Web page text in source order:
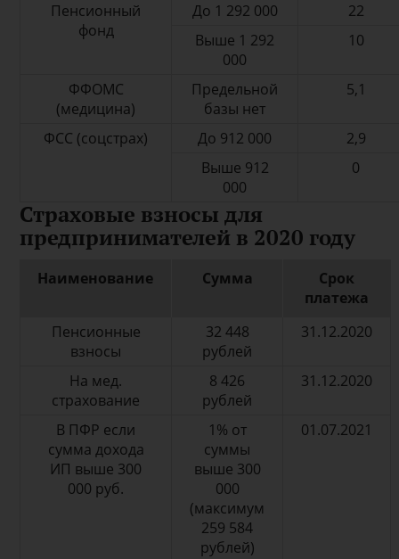
Пенсионный
фонд
До 1 292 000
22
Выше 1 292
000
10
ФФОМС
(медицина)
Предельной
базы нет
5,1
ФСС (соцстрах) До 912 000
2,9
Выше 912
000
0
Страховые взносы для
предпринимателей в 2020 году
Наименование Сумма
Срок
платежа
Пенсионные
взносы
32 448
рублей
31.12.2020
На мед.
страхование
8 426
рублей
31.12.2020
В ПФР если
сумма дохода
ИП выше 300
000 руб.
1% от
суммы
выше 300
000
(максимум
259 584
рублей)
01.07.2021